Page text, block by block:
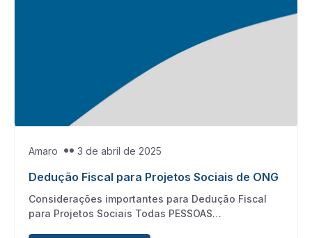
Amaro 3 de abril de 2025
Dedução Fiscal para Projetos Sociais de ONG
Considerações importantes para Dedução Fiscal
para Projetos Sociais Todas PESSOAS…